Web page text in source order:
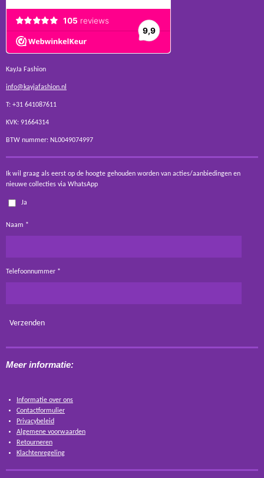
KayJa Fashion
info@kayjafashion.nl
T: +31 641087611
KVK: 91664314
BTW nummer: NL0049074997
Ik wil graag als eerst op de hoogte gehouden worden van acties/aanbiedingen en
nieuwe collecties via WhatsApp
Ja
Naam *
Telefoonnummer *
Verzenden
Meer informatie:
Informatie over ons
Contactformulier
Privacybeleid
Algemene voorwaarden
Retourneren
Klachtenregeling